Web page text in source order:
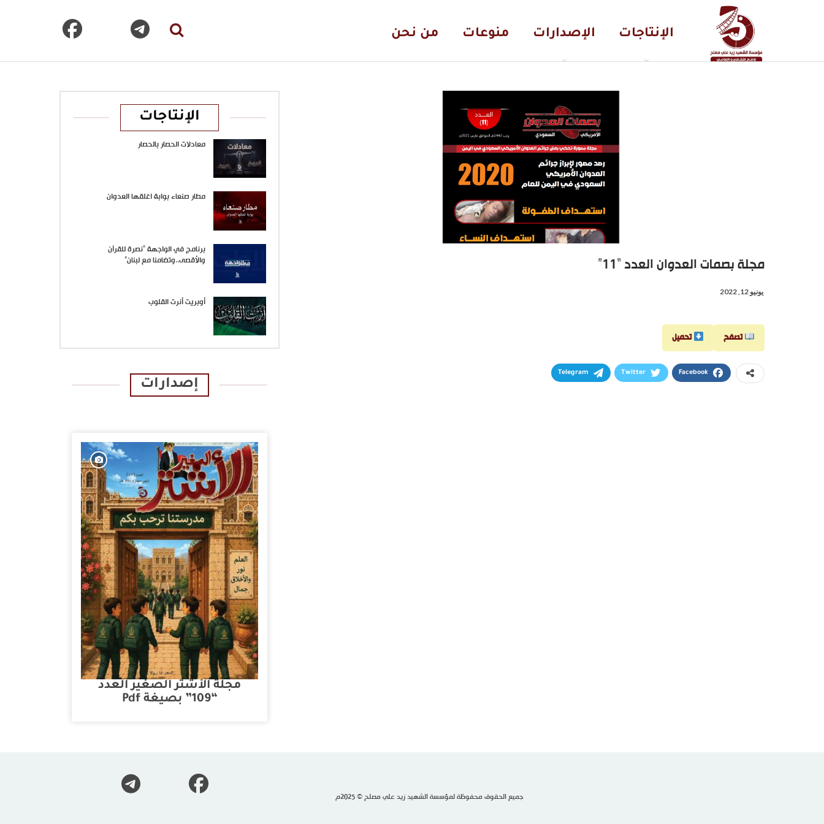
الإنتاجات الإصدارات منوعات من نحن
مجلة بصمات العدوان العدد “11”
يونيو 12, 2022
تصفح تحميل
Facebook
Twitter
Telegram
الإنتاجات
معادلات الحصار بالحصار
مطار صنعاء بوابة اغلقها العدوان
برنامج في الواجهة “نصرة للقرآن
والأقصى..وتضامنا مع لبنان”
أوبريت أنرت القلوب
إصدارات
مجلة الأشتر الصغير العدد
“109” بصيغة Pdf
جميع الحقوق محفوظة لمؤسسة الشهيد زيد علي مصلح © 2025م